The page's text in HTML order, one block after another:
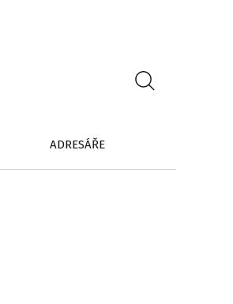
ADRESÁŘE